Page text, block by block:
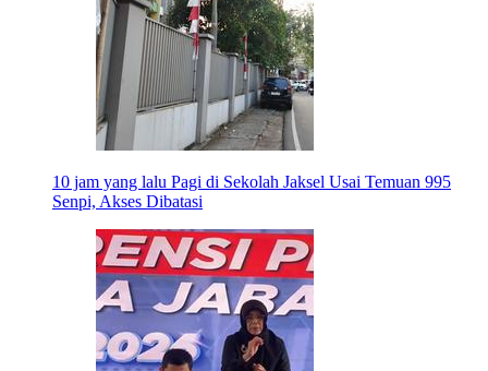
10 jam yang lalu Pagi di Sekolah Jaksel Usai Temuan 995
Senpi, Akses Dibatasi